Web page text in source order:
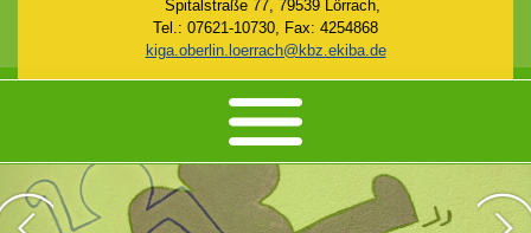
Spitalstraße 77, 79539 Lörrach,
Tel.: 07621-10730, Fax: 4254868
kiga.oberlin.loerrach@kbz.ekiba.de
HOME
AKTUELLES